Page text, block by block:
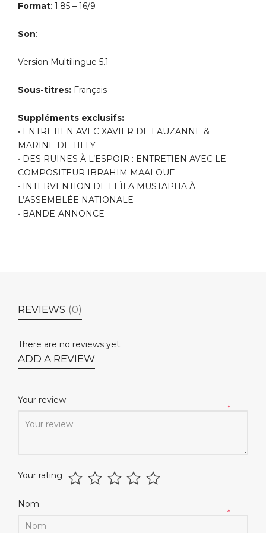
Format: 1.85 – 16/9
Son:
Version Multilingue 5.1
Sous-titres: Français
Suppléments exclusifs:
• ENTRETIEN AVEC XAVIER DE LAUZANNE &
MARINE DE TILLY
• DES RUINES À L’ESPOIR : ENTRETIEN AVEC LE
COMPOSITEUR IBRAHIM MAALOUF
• INTERVENTION DE LEÏLA MUSTAPHA À
L’ASSEMBLÉE NATIONALE
• BANDE-ANNONCE
REVIEWS (0)
There are no reviews yet.
ADD A REVIEW
Your review
*
Your rating
Nom
*